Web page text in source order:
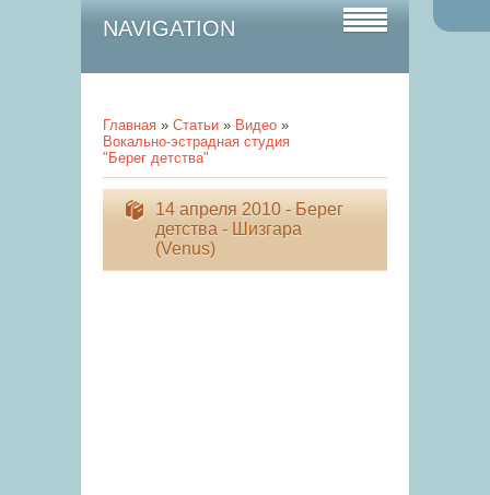
NAVIGATION
Главная » Статьи » Видео »
Вокально-эстрадная студия
"Берег детства"
14 апреля 2010 - Берег
детства - Шизгара
(Venus)